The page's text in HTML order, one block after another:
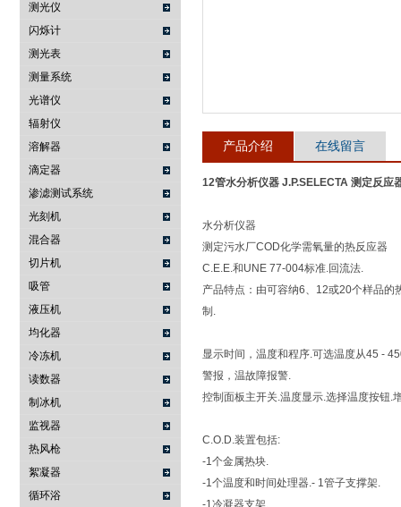
测光仪
闪烁计
测光表
测量系统
光谱仪
辐射仪
溶解器
滴定器
渗滤测试系统
光刻机
混合器
切片机
吸管
液压机
均化器
冷冻机
读数器
制冰机
监视器
热风枪
絮凝器
循环浴
产品介绍 在线留言
12管水分析仪器 J.P.SELECTA 测定反应
水分析仪器
测定污水厂COD化学需氧量的热反应器
C.E.E.和UNE 77-004标准.回流法.
产品特点：由可容纳6、12或20个样品的
制.
显示时间，温度和程序.可选温度从45 -
警报，温故障报警.
控制面板主开关.温度显示.选择温度按钮.
C.O.D.装置包括:
-1个金属热块.
-1个温度和时间处理器.- 1管子支撑架.
-1冷凝器支架.